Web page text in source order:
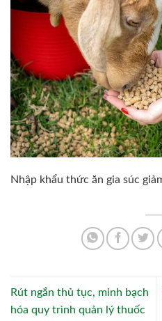
Nhập khẩu thức ăn gia súc
Rút ngắn thủ tục, minh bạch
hóa quy trình quản lý thuốc